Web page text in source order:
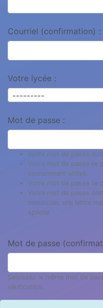
Courriel (confirmation) :
Votre lycée :
---------
Mot de passe :
Votre mot de passe
Votre mot de passe ne
couramment utilisé.
Votre mot de passe ne
Votre mot de passe
minuscule, une lettre
spécial
Mot de passe
Saisissez le même mot de
vérification.